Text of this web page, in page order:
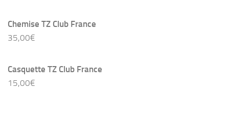
Chemise TZ Club France
35,00€
Casquette TZ Club France
15,00€